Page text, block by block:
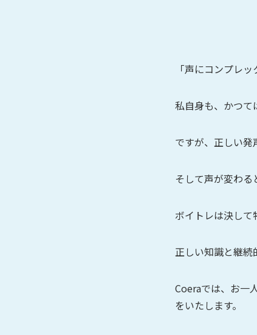
「声にコンプレ
私自身も、かつて
ですが、正しい発
そして声が変わる
ボイトレは決して
正しい知識と継続
Coeraでは、お一
をいたします。